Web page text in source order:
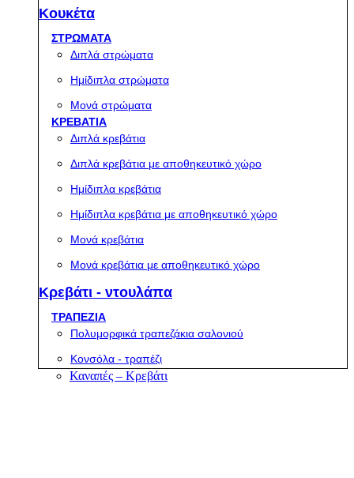
Κουκέτα
ΣΤΡΩΜΑΤΑ
Διπλά στρώματα
Ημίδιπλα στρώματα
Μονά στρώματα
ΚΡΕΒΑΤΙΑ
Διπλά κρεβάτια
Διπλά κρεβάτια με αποθηκευτικό χώρο
Ημίδιπλα κρεβάτια
Ημίδιπλα κρεβάτια με αποθηκευτικό χώρο
Μονά κρεβάτια
Μονά κρεβάτια με αποθηκευτικό χώρο
Κρεβάτι - ντουλάπα
ΤΡΑΠΕΖΙΑ
Πολυμορφικά τραπεζάκια σαλονιού
Κονσόλα - τραπέζι
Καναπές – Κρεβάτι